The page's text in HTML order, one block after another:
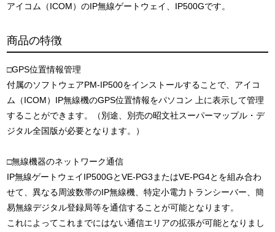
アイコム（ICOM）のIP無線ゲートウェイ、IP500Gです。
商品の特徴
□GPS位置情報管理
付属のソフトウェアPM-IP500をインストールすることで、アイコ
ム（ICOM）IP無線機のGPS位置情報をパソコン 上に表示して管理
することができます。（別途、別売の昭文社スーパーマップル・デ
ジタル全国版が必要となります。）
□無線機器のネットワーク通信
IP無線ゲートウェイIP500GとVE-PG3またはVE-PG4とを組み合わ
せて、異なる周波数帯のIP無線機、特定小電力トランシーバー、簡
易無線デジタル登録局等を通信することが可能となります。
これによってこれまでにはない通信エリアの拡張が可能となりまし